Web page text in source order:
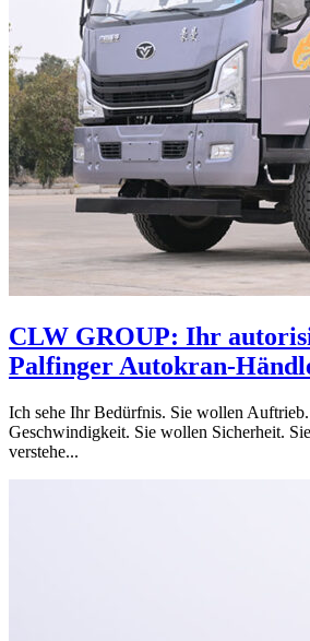
CLW GROUP: Ihr
Palfinger Autokran-
Ich sehe Ihr Bedürfnis. Sie wollen
Geschwindigkeit. Sie wollen Sicherheit.
verstehe...